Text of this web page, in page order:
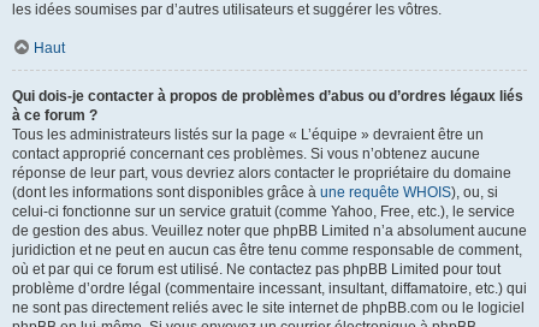
les idées soumises par d’autres utilisateurs et suggérer les vôtres.
Haut
Qui dois-je contacter à propos de problèmes d’abus ou d’ordres légaux liés
à ce forum ?
Tous les administrateurs listés sur la page « L’équipe » devraient être un
contact approprié concernant ces problèmes. Si vous n’obtenez aucune
réponse de leur part, vous devriez alors contacter le propriétaire du domaine
(dont les informations sont disponibles grâce à une requête WHOIS), ou, si
celui-ci fonctionne sur un service gratuit (comme Yahoo, Free, etc.), le service
de gestion des abus. Veuillez noter que phpBB Limited n’a absolument aucune
juridiction et ne peut en aucun cas être tenu comme responsable de comment,
où et par qui ce forum est utilisé. Ne contactez pas phpBB Limited pour tout
problème d’ordre légal (commentaire incessant, insultant, diffamatoire, etc.) qui
ne sont pas directement reliés avec le site internet de phpBB.com ou le logiciel